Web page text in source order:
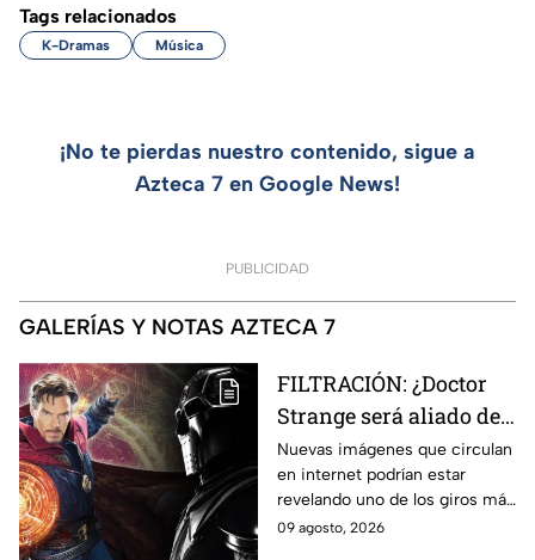
Tags relacionados
K-Dramas Música
¡No te pierdas nuestro contenido, sigue a
Azteca 7 en Google News!
PUBLICIDAD
GALERÍAS Y NOTAS AZTECA 7
FILTRACIÓN: ¿Doctor
Strange será aliado de
Doctor Doom en
Avengers: Doomsday?
Esto revelan las nuevas
imágenes filtradas
Nuevas imágenes que circulan
en internet podrían estar
revelando uno de los giros más
inesperados de Doctor Strange
09 agosto, 2026